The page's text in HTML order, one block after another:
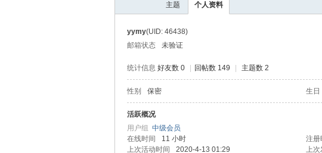
主题 个人资料
yymy(UID: 46438)
邮箱状态
未验证
统计信息 好友数 0 回帖数 149 主题数 2
性别 保密 生日
活跃概况
用户组 中级会员
在线时间
11 小时 注册
上次活动时间
2020-4-13 01:29 上次